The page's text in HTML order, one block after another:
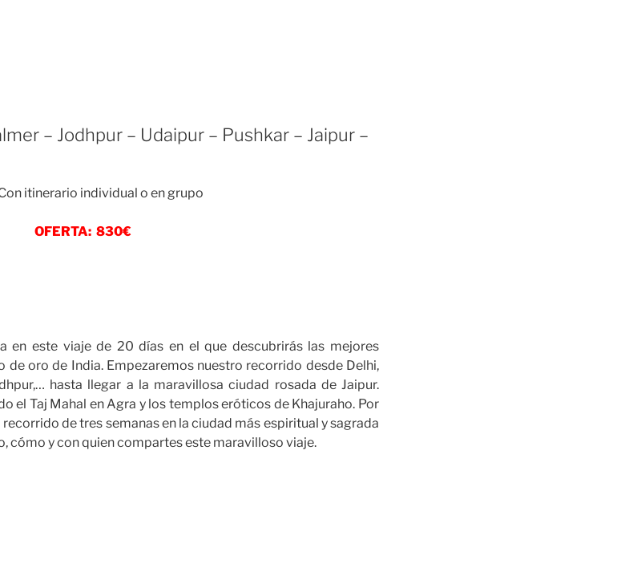
– Jodhpur – Udaipur – Pushkar – Jaipur –
itinerario individual o en grupo
OFERTA: 830€
en este viaje de 20 días en el que descubrirás las mejores
de oro de India. Empezaremos nuestro recorrido desde Delhi,
hasta llegar a la maravillosa ciudad rosada de Jaipur.
el Taj Mahal en Agra y los templos eróticos de Khajuraho. Por
de tres semanas en la ciudad más espiritual y sagrada
cómo y con quien compartes este maravilloso viaje.